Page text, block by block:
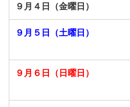
９月４日（金曜日）
９月５日（土曜日）
９月６日（日曜日）